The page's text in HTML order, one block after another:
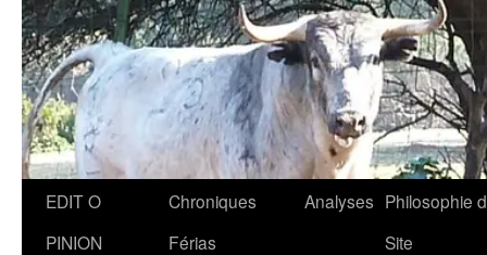
Aller
EDIT O
PINION
Chroniques
Férias
Analyses Philosophie
Site